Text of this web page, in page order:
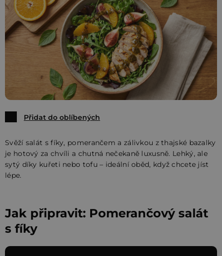
Přidat do oblíbených
Svěží salát s fíky, pomerančem a zálivkou z thajské bazalky
je hotový za chvíli a chutná nečekaně luxusně. Lehký, ale
sytý díky kuřeti nebo tofu – ideální oběd, když chcete jíst
lépe.
Jak připravit: Pomerančový salát
s fíky